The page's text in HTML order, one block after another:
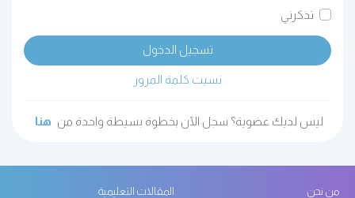
تذكرني
تسجيل الدخول
نسيت كلمة المرور
ليس لديك عضوية؟ سجل الآن بخطوة بسيطة واحدة من هنا
من نحن المقالات التعليمية